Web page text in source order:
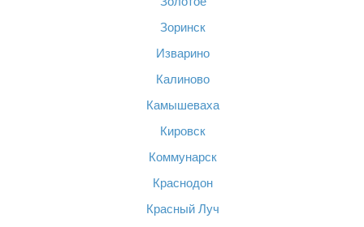
Зоринск
Изварино
Калиново
Камышеваха
Кировск
Коммунарск
Краснодон
Красный Луч